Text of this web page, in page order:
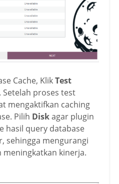
Cache, KlikTest
. Setelah proses test
mengaktifkan caching
Pilih Diskagar plugin
hasil query database
sehingga mengurangi
meningkatkan kinerja.